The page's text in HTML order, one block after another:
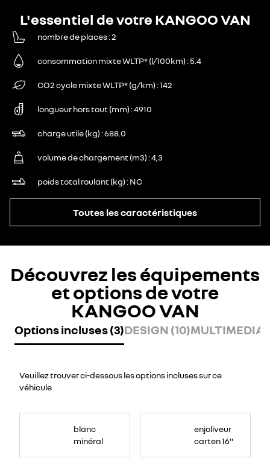
L'essentiel de votre KANGOO VAN
nombre de places 2
consommation mixte WLTP* (l/100km) 5.4
CO2 cycle mixte WLTP* (g/km) 142
longueur hors tout (mm) 4910
charge utile (kg) 688.0
volume de chargement (m3) 4,3
poids total roulant (kg) NC
Toutes les caractéristiques
Découvrez les équipements
et options de votre
KANGOO VAN
Options incluses (3)DESIGN (10)MULTIMEDIA
Veuillez trouver ci-dessous les options incluses sur ce
véhicule
blanc
minéral
enjoliveur
carten 16"